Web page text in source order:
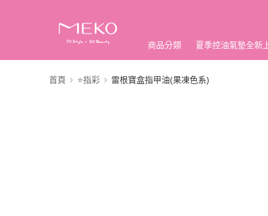
商品分類 夏季控油氣墊全新
首頁 ⭐指彩 雷根寶盒指甲油(果凍色系)